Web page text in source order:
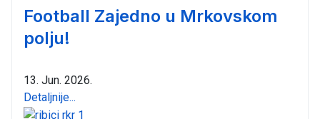
Football Zajedno u Mrkovskom
polju!
13. Jun. 2026.
Detaljnije...